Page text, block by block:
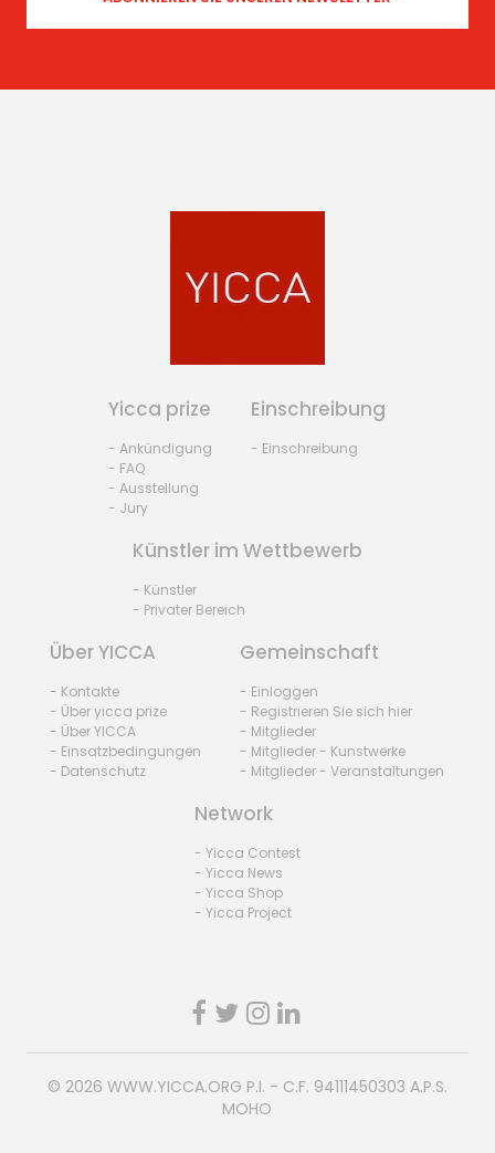
Yicca prize
- Ankündigung
- FAQ
- Ausstellung
- Jury
Einschreibung
- Einschreibung
Künstler im Wettbewerb
- Künstler
- Privater Bereich
Über YICCA
- Kontakte
- Über yicca prize
- Über YICCA
- Einsatzbedingungen
- Datenschutz
Gemeinschaft
- Einloggen
- Registrieren Sie sich hier
- Mitglieder
- Mitglieder - Kunstwerke
- Mitglieder - Veranstaltungen
Network
- Yicca Contest
- Yicca News
- Yicca Shop
- Yicca Project
© 2026 WWW.YICCA.ORG P.I. - C.F. 94111450303 A.P.S.
MOHO